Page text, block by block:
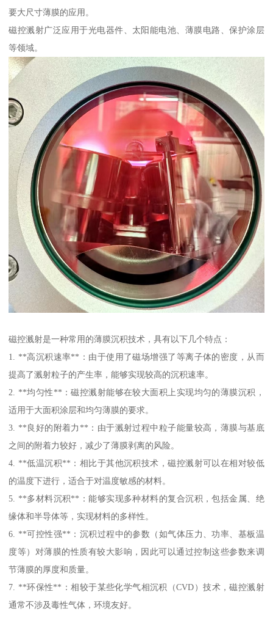
要大尺寸薄膜的应用。
磁控溅射广泛应用于光电器件、太阳能电池、薄膜电路、保护涂层
等领域。
磁控溅射是一种常用的薄膜沉积技术，具有以下几个特点：
1. **高沉积速率**：由于使用了磁场增强了等离子体的密度，从而
提高了溅射粒子的产生率，能够实现较高的沉积速率。
2. **均匀性**：磁控溅射能够在较大面积上实现均匀的薄膜沉积，
适用于大面积涂层和均匀薄膜的要求。
3. **良好的附着力**：由于溅射过程中粒子能量较高，薄膜与基底
之间的附着力较好，减少了薄膜剥离的风险。
4. **低温沉积**：相比于其他沉积技术，磁控溅射可以在相对较低
的温度下进行，适合于对温度敏感的材料。
5. **多材料沉积**：能够实现多种材料的复合沉积，包括金属、绝
缘体和半导体等，实现材料的多样性。
6. **可控性强**：沉积过程中的参数（如气体压力、功率、基板温
度等）对薄膜的性质有较大影响，因此可以通过控制这些参数来调
节薄膜的厚度和质量。
7. **环保性**：相较于某些化学气相沉积（CVD）技术，磁控溅射
通常不涉及毒性气体，环境友好。